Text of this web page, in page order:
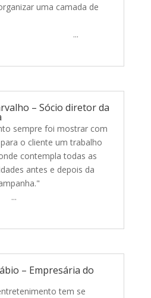
uma camada de
preditiva."
– Sócio diretor da
sempre foi mostrar com
o cliente um trabalho
contempla todas as
antes e depois da
campanha."
– Empresária do
tem se